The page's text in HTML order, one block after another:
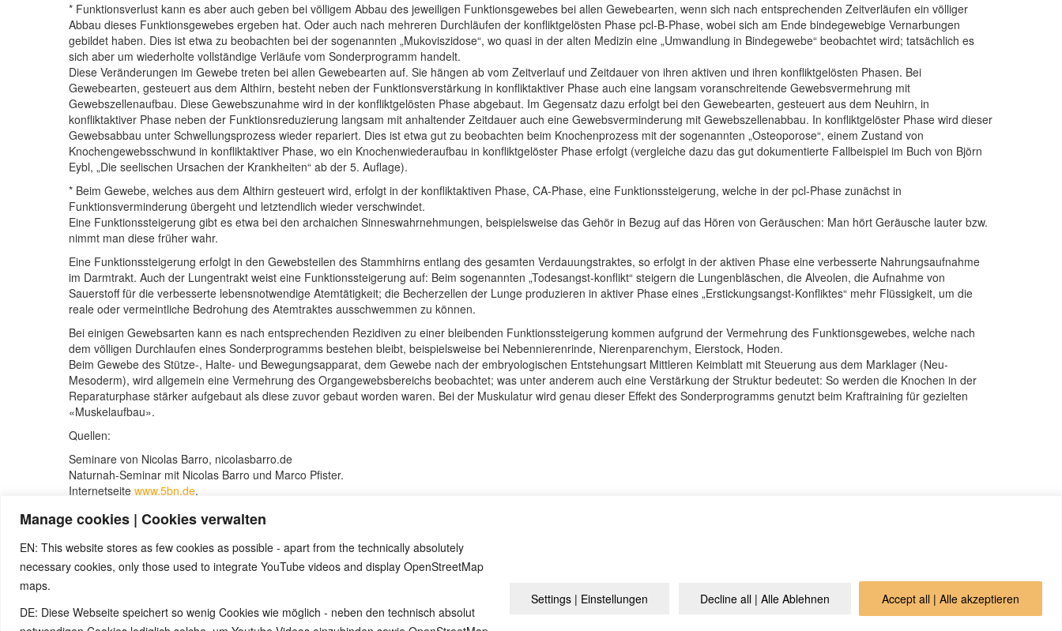
Manage cookies | Cookies verwalten
EN: This website stores as few cookies as possible - apart from the technically absolutely
necessary cookies, only those used to integrate YouTube videos and display OpenStreetMap
maps.
DE: Diese Webseite speichert so wenig Cookies wie möglich - neben den technisch absolut
Settings | Einstellungen Decline all | Alle Ablehnen Accept all | Alle akzeptieren
* Funktionsverlust kann es aber auch geben bei völligem Abbau des jeweiligen Funktionsgewebes bei allen Gewebearten, wenn sich nach entsprechenden Zeitverläufen ein völliger
Abbau dieses Funktionsgewebes ergeben hat. Oder auch nach mehreren Durchläufen der konfliktgelösten Phase pcl-B-Phase, wobei sich am Ende bindegewebige Vernarbungen
gebildet haben. Dies ist etwa zu beobachten bei der sogenannten „Mukoviszidose“, wo quasi in der alten Medizin eine „Umwandlung in Bindegewebe“ beobachtet wird; tatsächlich es
sich aber um wiederholte vollständige Verläufe vom Sonderprogramm handelt.
Diese Veränderungen im Gewebe treten bei allen Gewebearten auf. Sie hängen ab vom Zeitverlauf und Zeitdauer von ihren aktiven und ihren konfliktgelösten Phasen. Bei
Gewebearten, gesteuert aus dem Althirn, besteht neben der Funktionsverstärkung in konfliktaktiver Phase auch eine langsam voranschreitende Gewebsvermehrung mit
Gewebszellenaufbau. Diese Gewebszunahme wird in der konfliktgelösten Phase abgebaut. Im Gegensatz dazu erfolgt bei den Gewebearten, gesteuert aus dem Neuhirn, in
konfliktaktiver Phase neben der Funktionsreduzierung langsam mit anhaltender Zeitdauer auch eine Gewebsverminderung mit Gewebszellenabbau. In konfliktgelöster Phase wird dieser
Gewebsabbau unter Schwellungsprozess wieder repariert. Dies ist etwa gut zu beobachten beim Knochenprozess mit der sogenannten „Osteoporose“, einem Zustand von
Knochengewebsschwund in konfliktaktiver Phase, wo ein Knochenwiederaufbau in konfliktgelöster Phase erfolgt (vergleiche dazu das gut dokumentierte Fallbeispiel im Buch von Björn
Eybl, „Die seelischen Ursachen der Krankheiten“ ab der 5. Auflage).
* Beim Gewebe, welches aus dem Althirn gesteuert wird, erfolgt in der konfliktaktiven Phase, CA-Phase, eine Funktionssteigerung, welche in der pcl-Phase zunächst in
Funktionsverminderung übergeht und letztendlich wieder verschwindet.
Eine Funktionssteigerung gibt es etwa bei den archaichen Sinneswahrnehmungen, beispielsweise das Gehör in Bezug auf das Hören von Geräuschen: Man hört Geräusche lauter bzw.
nimmt man diese früher wahr.
Eine Funktionssteigerung erfolgt in den Gewebsteilen des Stammhirns entlang des gesamten Verdauungstraktes, so erfolgt in der aktiven Phase eine verbesserte Nahrungsaufnahme
im Darmtrakt. Auch der Lungentrakt weist eine Funktionssteigerung auf: Beim sogenannten „Todesangst-konflikt“ steigern die Lungenbläschen, die Alveolen, die Aufnahme von
Sauerstoff für die verbesserte lebensnotwendige Atemtätigkeit; die Becherzellen der Lunge produzieren in aktiver Phase eines „Erstickungsangst-Konfliktes“ mehr Flüssigkeit, um die
reale oder vermeintliche Bedrohung des Atemtraktes ausschwemmen zu können.
Bei einigen Gewebsarten kann es nach entsprechenden Rezidiven zu einer bleibenden Funktionssteigerung kommen aufgrund der Vermehrung des Funktionsgewebes, welche nach
dem völligen Durchlaufen eines Sonderprogramms bestehen bleibt, beispielsweise bei Nebennierenrinde, Nierenparenchym, Eierstock, Hoden.
Beim Gewebe des Stütze-, Halte- und Bewegungsapparat, dem Gewebe nach der embryologischen Entstehungsart Mittleren Keimblatt mit Steuerung aus dem Marklager (Neu-
Mesoderm), wird allgemein eine Vermehrung des Organgewebsbereichs beobachtet; was unter anderem auch eine Verstärkung der Struktur bedeutet: So werden die Knochen in der
Reparaturphase stärker aufgebaut als diese zuvor gebaut worden waren. Bei der Muskulatur wird genau dieser Effekt des Sonderprogramms genutzt beim Kraftraining für gezielten
«Muskelaufbau».
Quellen:
Seminare von Nicolas Barro, nicolasbarro.de
Naturnah-Seminar mit Nicolas Barro und Marco Pfister.
Internetseite www.5bn.de.
Claudio Trupiano, „Danke Doktor Hamer“
Zur Einführung: Simona Cella, Marco Pfister, „Krankheit ist etwas anderes“, Einführungsbüchlein zu den fünf biologischen Naturgesetze des ital. Studienverbandes A.L.B.A. (heute: Ass.
Saluta Aktiva Onlus)
Aviso legal Política de privacidad Contacto Cookie Policy (EU)